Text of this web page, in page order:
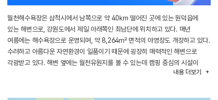
월천해수욕장은 삼척시에서 남쪽으로 약 40㎞ 떨어진 곳에 있는 원덕읍에
있는 해변으로, 강원도에서 제일 아래쪽인 최남단에 위치하고 있다. 매년
여름에는 해수욕장으로 운영되며, 약 8,264㎡ 면적의 야영장도 개장하고 있다.
수려하고 아름다운 자연환경이 일품이기 때문에 굉장히 매력적인 해변으로
각광받고 있다. 해변 옆에는 월천유원지를 볼 수 있는데 캠핑 중심의 시설이
내용 더보기